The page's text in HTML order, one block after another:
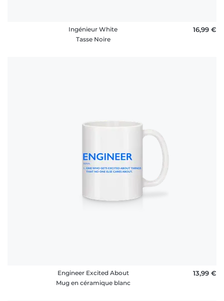
Ingénieur White
Tasse Noire
16,99 €
Engineer Excited About
Mug en céramique blanc
13,99 €